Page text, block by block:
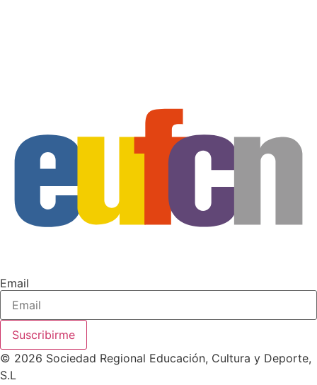
Email
Suscribirme
© 2026 Sociedad Regional Educación, Cultura y Deporte,
S.L